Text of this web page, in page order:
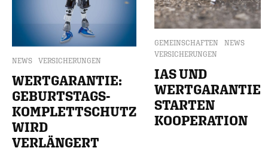
NEWS VERSICHERUNGEN
WERTGARANTIE:
GEBURTSTAGS-
KOMPLETTSCHUTZ
WIRD
VERLÄNGERT
GEMEINSCHAFTEN
NEWS
VERSICHERUNGEN
IAS UND
WERTGARANTIE
STARTEN
KOOPERATION